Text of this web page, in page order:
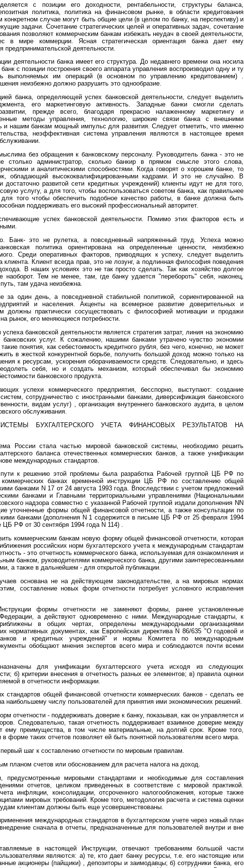
с позиции его доходности, рентабельности, структуры баланса,
политика, политика на финансовом рынке, в области кредитования
случае могут быть общие цели (в целом по банку, на перспективу) и
задачи. Сочетание стратегических целей и оперативных задач, сочетание
позволяют коммерческим банкам избежать неудач в своей деятельности,
в мире коммерции. Ясная стратегическая ориентация банка дает ему
деятельности.
деятельности банка имеет его структура. До недавнего времени она носила
с позиции построения своего аппарата управления воспроизводил одну и ту
выполняемых им операций (в основном по управлению кредитованием) .
неизбежно должно разрушить это однообразие.
банка, определяющей успех банковской деятельности, следует выделить
его маркетинговую активность. Западные банки смогли сделать
прежде всего, благодаря прекрасно налаженному маркетингу и
методы управления, технологию, широкие связи банка с внешними
и нашим банкам мощный импульс для развития. Следует отметить, что именно
неэффективная система управления являются в настоящее время
без обращения к банковскому персоналу. Руководитель банка - это не
столько администратор, сколько банкир в прямом смысле этого слова,
и аналитическими способностями. Когда говорят о хорошем банке, то
обладающий высококвалифицированными кадрами. И это не случайно. В
достаточно развитой сети кредитных учреждений) клиенты идут не для того,
услугу, а для того, чтобы воспользоваться советом банка, как правильнее
для того чтобы обеспечить подобное качество работы, в банке должна быть
поддерживать его высокий профессиональный авторитет.
успех банковской деятельности. Помимо этих факторов есть и
Банк- это не рулетка, а повседневный напряженный труд. Успеха можно
политика ориентирована на определенные ценности, неизбежно
Среди оперативных факторов, приводящих к успеху, следует выделить
клиента. Клиент всегда прав, это не лозунг, а подлинная философия поведения
В наших условиях это не так просто сделать. Так как хозяйство долгое
Тем не менее, там, где банку удается "перебороть" себя, наконец,
там удача неизбежна.
один день, а повседневной стабильной политикой, сориентированной на
и населения. Акценты на всемерное развитие доверительных и
должны практически сосуществовать с философией мотивации и продажи
рынок, его меняющиеся потребности.
банковской деятельности является стратегия затрат, линия на экономию
банковских услуг. К сожалению, нашими банками утрачено чувство экономии
понятия, как себестоимость кредитного рубля, без чего, конечно, не может
в жесткой конкурентной борьбе, получить большой доход можно только на
к ресурсам, ускорения оборачиваемости средств. Следовательно, и здесь
себя, но и создать механизм, который обеспечивал бы экономию
банковского продукта.
успехи коммерческого предприятия, бесспорно, выступают: создание
сотрудничество с иностранными банками, диверсификация банковского
видам услуг) , организация внутреннего банковского аудита, в целом
обслуживания.
БУХГАЛТЕРСКОГО УЧЕТА ФИНАНСОВЫХ РЕЗУЛЬТАТОВ НА
России стала частью мировой банковской системы, необходимо решить
баланса отечественных коммерческих банков, а также унификации
международных стандартов.
к решению этой проблемы была разработка Рабочей группой ЦБ РФ по
коммерческих банках временной инструкции ЦБ РФ по составлению общей
банками N 17 от 24 августа 1993 года. Впоследствии с учетом предложений
банками и Главными территориальными управлениями (Национальными
надзора совместно с указанной Рабочей группой издали дополнения NN
уточненные формы общей финансовой отчетности, а также консультации по
банками (дополнения N 1 содержится в письме ЦБ РФ от 25 февраля 1994
РФ от 30 сентября 1994 года N 114) .
коммерческим банкам новую форму общей финансовой отчетности, которая
российских норм бухгалтерского учета к международным стандартам
- это отчетность коммерческого банка, используемая для ознакомления и
банком, руководителями коммерческого банка, другими заинтересованными
а также в дальнейшем - для открытой публикации.
основана не на действующем законодательстве, а на мировых нормах
составление новых форм отчетности потребует условного исправления
формы отчетности не заменяют формы, ранее установленные
а действуют одновременно с ними. Международные стандарты, к
в общих чертах, определены международными организациями
нормативных документах, как Европейская директива N 86/635 "О годовой и
банков и кредитных учреждений" и нормы Комитета по международным
обобщают мнения экспертов всего мира и соблюдаются почти всеми
для унификации бухгалтерского учета исходя из следующих
б) критерии внесения в отчетность разных ее элементов; в) правила оценки
в отчетности информации.
стандартов общей финансовой отчетности коммерческих банков - сделать ее
наибольшему числу пользователей для принятия ими экономических решений.
отчетности - поддерживать доверие к банку, показывая, как он управляется и
Следовательно, такая отчетность поддерживает взаимное доверие между
ему преимущества, в том числе материальные, на долгий срок. Кроме того,
форме таких отчетов позволяет ей быть понятной пользователям всего мира.
шаг к составлению отчетности по мировым правилам.
планом счетов или обоснованием для расчета налога на доход.
мировыми стандартами и необходимые для составления
отчетов, целиком приведенных в соответствие с мировой практикой.
инфляции, консолидации, отсроченного налогообложения, которые также
мировых требований. Кроме того, методология расчета и система оценки
клиентам должны быть еще усовершенствованы.
международных стандартов в бухгалтерском учете через новый план
сначала в отчеты, предназначенные для пользователей внутри и вне
в настоящей Инструкции, отвечают требованиям большой части
являются: а) те, кто дает банку ресурсы, т.е. его настоящие или
акционеры (пайщики) , депозиторы и заимодавцы; б) сотрудники банка, его